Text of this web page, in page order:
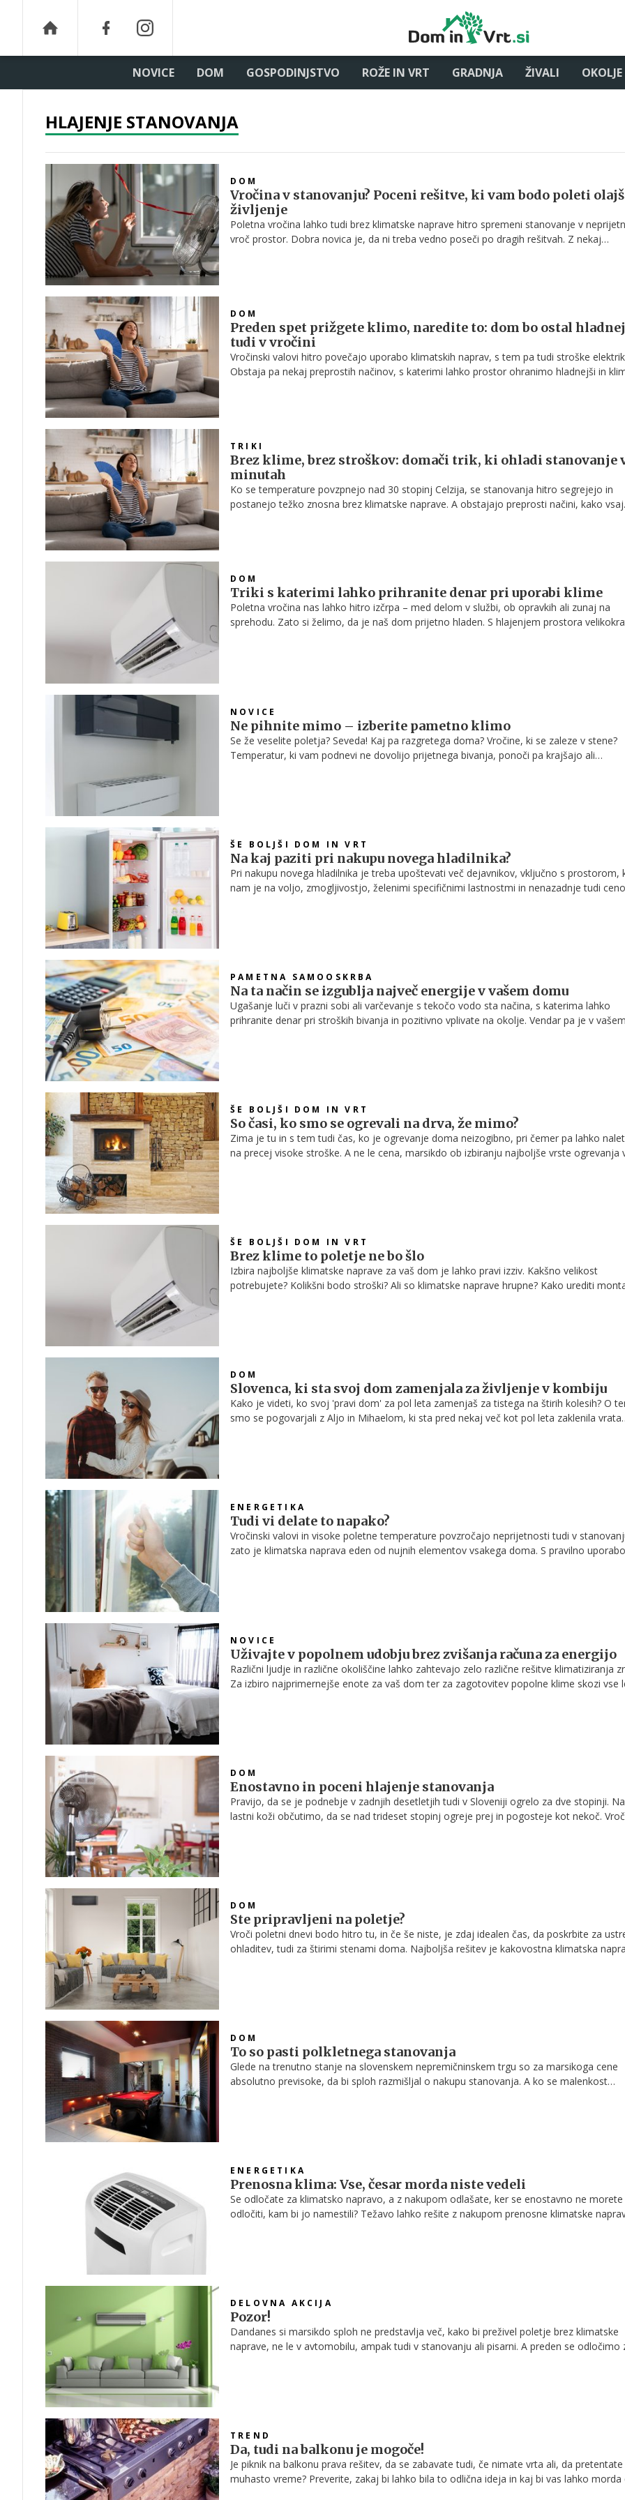
NOVICE DOM GOSPODINJSTVO ROŽE IN VRT GRADNJA ŽIVALI OKOLJE
HLAJENJE STANOVANJA
DOM
Vročina v stanovanju? Poceni rešitve, ki vam bodo poleti
življenje
Poletna vročina lahko tudi brez klimatske naprave hitro spremeni stanovanje v
vroč prostor. Dobra novica je, da ni treba vedno poseči po dragih rešitvah. Z nekaj
DOM
Preden spet prižgete klimo, naredite to: dom bo ostal
tudi v vročini
Vročinski valovi hitro povečajo uporabo klimatskih naprav, s tem pa tudi stroške
Obstaja pa nekaj preprostih načinov, s katerimi lahko prostor ohranimo hladnejši in
TRIKI
Brez klime, brez stroškov: domači trik, ki ohladi stanovanje
minutah
Ko se temperature povzpnejo nad 30 stopinj Celzija, se stanovanja hitro segrejejo in
postanejo težko znosna brez klimatske naprave. A obstajajo preprosti načini, kako vsaj
DOM
Triki s katerimi lahko prihranite denar pri uporabi klime
Poletna vročina nas lahko hitro izčrpa – med delom v službi, ob opravkih ali zunaj na
sprehodu. Zato si želimo, da je naš dom prijetno hladen. S hlajenjem prostora
NOVICE
Ne pihnite mimo – izberite pametno klimo
Se že veselite poletja? Seveda! Kaj pa razgretega doma? Vročine, ki se zaleze v stene?
Temperatur, ki vam podnevi ne dovolijo prijetnega bivanja, ponoči pa krajšajo ali
ŠE BOLJŠI DOM IN VRT
Na kaj paziti pri nakupu novega hladilnika?
Pri nakupu novega hladilnika je treba upoštevati več dejavnikov, vključno s prostorom,
nam je na voljo, zmogljivostjo, želenimi specifičnimi lastnostmi in nenazadnje tudi
PAMETNA SAMOOSKRBA
Na ta način se izgublja največ energije v vašem domu
Ugašanje luči v prazni sobi ali varčevanje s tekočo vodo sta načina, s katerima lahko
prihranite denar pri stroških bivanja in pozitivno vplivate na okolje. Vendar pa je v vašem
ŠE BOLJŠI DOM IN VRT
So časi, ko smo se ogrevali na drva, že mimo?
Zima je tu in s tem tudi čas, ko je ogrevanje doma neizogibno, pri čemer pa lahko
na precej visoke stroške. A ne le cena, marsikdo ob izbiranju najboljše vrste ogrevanja
ŠE BOLJŠI DOM IN VRT
Brez klime to poletje ne bo šlo
Izbira najboljše klimatske naprave za vaš dom je lahko pravi izziv. Kakšno velikost
potrebujete? Kolikšni bodo stroški? Ali so klimatske naprave hrupne? Kako urediti
DOM
Slovenca, ki sta svoj dom zamenjala za življenje v kombiju
Kako je videti, ko svoj 'pravi dom' za pol leta zamenjaš za tistega na štirih kolesih? O
smo se pogovarjali z Aljo in Mihaelom, ki sta pred nekaj več kot pol leta zaklenila vrata
ENERGETIKA
Tudi vi delate to napako?
Vročinski valovi in visoke poletne temperature povzročajo neprijetnosti tudi v
zato je klimatska naprava eden od nujnih elementov vsakega doma. S pravilno
NOVICE
Uživajte v popolnem udobju brez zvišanja računa za energijo
Različni ljudje in različne okoliščine lahko zahtevajo zelo različne rešitve klimatiziranja
Za izbiro najprimernejše enote za vaš dom ter za zagotovitev popolne klime skozi vse
DOM
Enostavno in poceni hlajenje stanovanja
Pravijo, da se je podnebje v zadnjih desetletjih tudi v Sloveniji ogrelo za dve stopinji. Na
lastni koži občutimo, da se nad trideset stopinj ogreje prej in pogosteje kot nekoč.
DOM
Ste pripravljeni na poletje?
Vroči poletni dnevi bodo hitro tu, in če še niste, je zdaj idealen čas, da poskrbite za
ohladitev, tudi za štirimi stenami doma. Najboljša rešitev je kakovostna klimatska
DOM
To so pasti polkletnega stanovanja
Glede na trenutno stanje na slovenskem nepremičninskem trgu so za marsikoga cene
absolutno previsoke, da bi sploh razmišljal o nakupu stanovanja. A ko se malenkost
ENERGETIKA
Prenosna klima: Vse, česar morda niste vedeli
Se odločate za klimatsko napravo, a z nakupom odlašate, ker se enostavno ne morete
odločiti, kam bi jo namestili? Težavo lahko rešite z nakupom prenosne klimatske
DELOVNA AKCIJA
Pozor!
Dandanes si marsikdo sploh ne predstavlja več, kako bi preživel poletje brez klimatske
naprave, ne le v avtomobilu, ampak tudi v stanovanju ali pisarni. A preden se odločimo
TREND
Da, tudi na balkonu je mogoče!
Je piknik na balkonu prava rešitev, da se zabavate tudi, če nimate vrta ali, da pretentate
muhasto vreme? Preverite, zakaj bi lahko bila to odlična ideja in kaj bi vas lahko morda